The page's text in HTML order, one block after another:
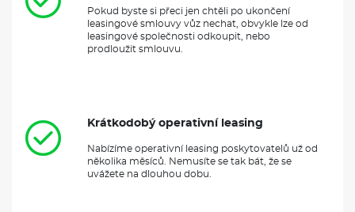
Pokud byste si přeci jen chtěli po ukončení
leasingové smlouvy vůz nechat, obvykle lze od
leasingové společnosti odkoupit, nebo
prodloužit smlouvu.
Krátkodobý operativní leasing
Nabízíme operativní leasing poskytovatelů už od
několika měsíců. Nemusíte se tak bát, že se
uvážete na dlouhou dobu.